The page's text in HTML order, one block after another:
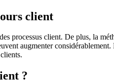
client
processus client. De plus, la
augmenter
?